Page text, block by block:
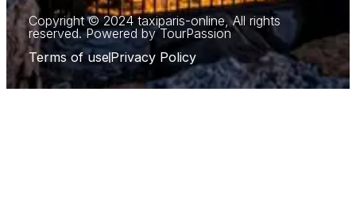
Copyright © 2024 taxiparis-online, All rights
reserved. Powered by TourPassion
Terms of usePrivacy Policy